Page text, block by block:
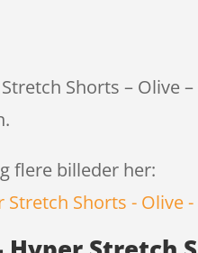
Shorts – Olive
flere billeder her: